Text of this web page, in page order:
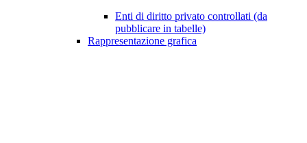
Enti di diritto privato controllati (da
pubblicare in tabelle)
Rappresentazione grafica